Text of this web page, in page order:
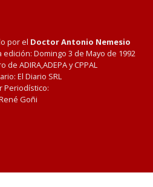
por el Doctor Antonio Nemesio
edición: Domingo 3 de Mayo de 1992
de ADIRA,ADEPA y CPPAL
El Diario SRL
Periodístico:
Goñi